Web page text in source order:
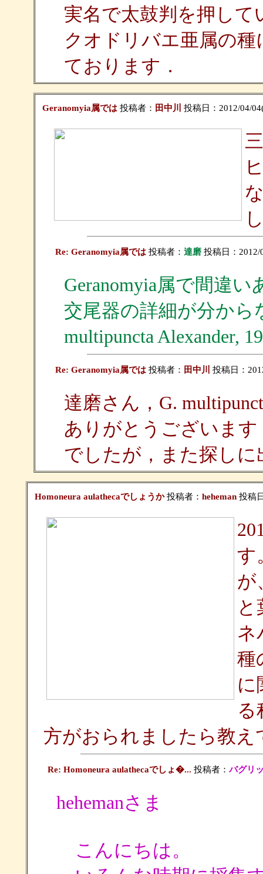
実名で太鼓判を押し
クオドリバエ亜属の
ております．
Geranomyia属では投稿者： 田中川 投稿日：2012/04/
Re: Geranomyia属では投稿者： 達磨 投稿日：2012/
Geranomyia属で間違
交尾器の詳細が分か
multipuncta Alexander,
Re: Geranomyia属では投稿者： 田中川 投稿日：
達磨さん，G.
ありがとうございま
でしたが，また探し
Homoneura aulathecaでしょうか投稿者： heheman投稿
す
が
ネ
種
に
る
方がおられましたら教え
Re: Homoneura aulathecaでしょ�... 投稿者：バグリ
hehemanさま
こんにちは。